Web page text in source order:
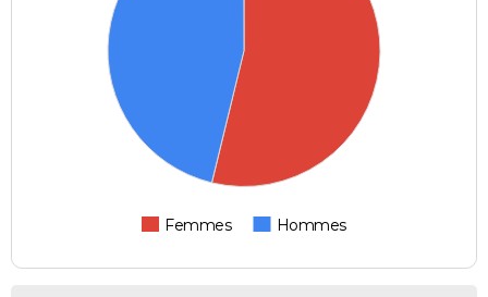
Femmes Hommes